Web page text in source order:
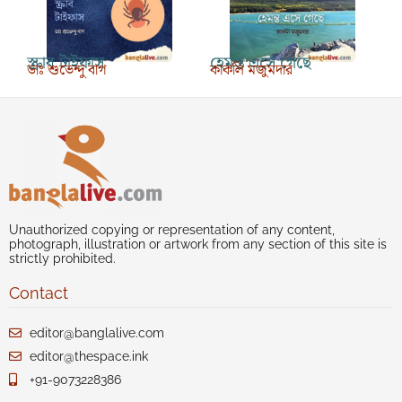
স্ক্রাব টাইফাস
ডাঃ শুভেন্দু বাগ হেমন্ত এসে গেছে
কাকলি মজুমদার
Unauthorized copying or representation of any content,
photograph, illustration or artwork from any section of this site is
strictly prohibited.
Contact
editor@banglalive.com
editor@thespace.ink
+91-9073228386